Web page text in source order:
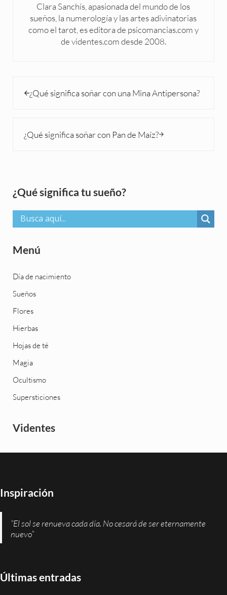
Clara Sanchís, apasionada del mundo de los
sueños, la numerología y las artes adivinatorias
como el tarot, es editora de psicomancias.com y
de videntes.com desde 2008.
¿Qué significa soñar con una Mina Antipersona?
¿Qué significa soñar con Pan de Maíz?
Sidebar
¿Qué significa tu sueño?
Menú
Día de nacimiento
Sueños
Flores
Hierbas
Hojas de té
Magia
Ocultismo
Supersticiones
Videntes
Inspiración
“El sol se renueva cada día. No cesará de ser eternamente
nuevo”
Últimas entradas